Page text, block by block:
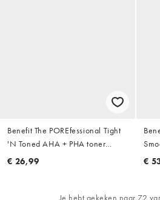
Benefit The POREfessional Tight
'N Toned AHA + PHA toner
schuim mini, 60ml
€ 26,99 €
Je hebt gekeken naar 72